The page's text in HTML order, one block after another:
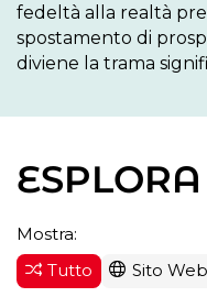
fedeltà alla realtà
spostamento di
diviene la trama
ESPLORA
Mostra:
Tutto
Sito Web